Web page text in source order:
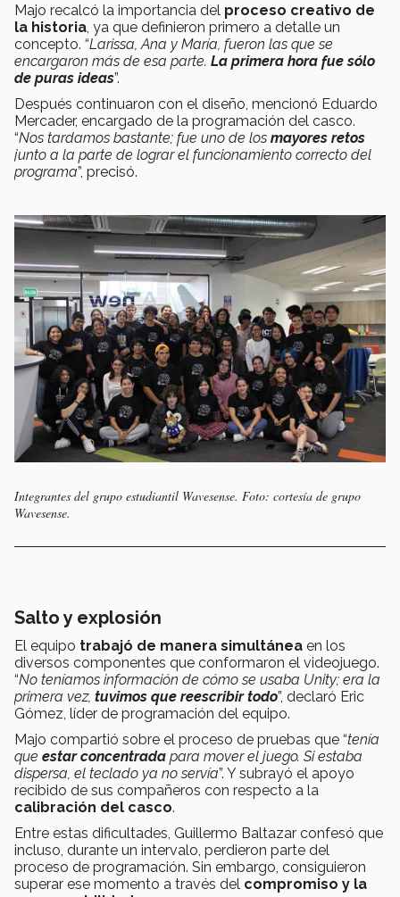
Majo recalcó la importancia del proceso creativo de
la historia, ya que definieron primero a detalle un
concepto. “Larissa, Ana y María, fueron las que se
encargaron más de esa parte. La primera hora fue sólo
de puras ideas”.
Después continuaron con el diseño, mencionó Eduardo
Mercader, encargado de la programación del casco.
“Nos tardamos bastante; fue uno de los mayores retos
junto a la parte de lograr el funcionamiento correcto del
programa”, precisó.
Integrantes del grupo estudiantil Wavesense. Foto: cortesía de grupo
Wavesense.
Salto y explosión
El equipo trabajó de manera simultánea en los
diversos componentes que conformaron el videojuego.
“No teníamos información de cómo se usaba Unity; era la
primera vez, tuvimos que reescribir todo”, declaró Eric
Gómez, líder de programación del equipo.
Majo compartió sobre el proceso de pruebas que “tenía
que estar concentrada para mover el juego. Si estaba
dispersa, el teclado ya no servía”. Y subrayó el apoyo
recibido de sus compañeros con respecto a la
calibración del casco.
Entre estas dificultades, Guillermo Baltazar confesó que
incluso, durante un intervalo, perdieron parte del
proceso de programación. Sin embargo, consiguieron
superar ese momento a través del compromiso y la